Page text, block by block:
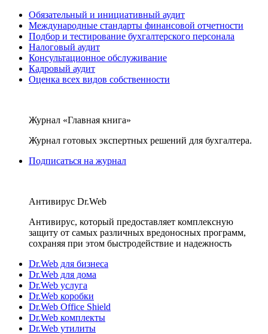
Обязательный и инициативный аудит
Международные стандарты финансовой отчетности
Подбор и тестирование бухгалтерского персонала
Налоговый аудит
Консультационное обслуживание
Кадровый аудит
Оценка всех видов собственности
Журнал «Главная книга»
Журнал готовых экспертных решений для бухгалтера.
Подписаться на журнал
Антивирус Dr.Web
Антивирус, который предоставляет комплексную
защиту от самых различных вредоносных программ,
сохраняя при этом быстродействие и надежность
Dr.Web для бизнеса
Dr.Web для дома
Dr.Web услуга
Dr.Web коробки
Dr.Web Office Shield
Dr.Web комплекты
Dr.Web утилиты